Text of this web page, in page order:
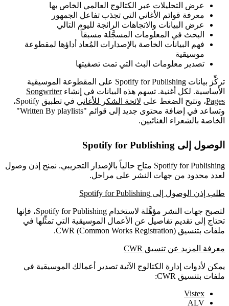
عرض التحليلات عبر الكتالوج العالمي الخاص بها
معرفة قوائم الأغاني التي تجذب تفاعل الجمهور
عرض البيانات والاتجاهات الرائجة لليوم التالي
البحث في المعلومات المسجَّلة مسبقاً
فهم البيانات الخاصة بالإصدارات المُعاد أداؤها لمقطوعة
موسيقية
تصدير معلومات البث التي تمت تصفيتها
تركِّز بيانات Spotify for Publishing على المقطوعة الموسيقية
الأساسية. لكل أغنية. تسهم هذه البيانات في إنشاءSongwriter
Pages، وتتيح الضغط على لائحة الشكر للأغاني
في تطبيق Spotify،
وتساعد في إضافة محتوى جديد إلى قوائم "Written By playlists"
الخاصة بالشعراء الغنائيين.
الوصول إلى Spotify for Publishing
Spotify for Publishing متاح حالياً بالإصدار التجريبي. نمنح إذن وصول
لعدد محدود من جهات النشر على مراحل.
طلب إذن الوصول إلى Spotify for Publishing
لتصبح جهات النشر مؤهَّلة لاستخدام Spotify for Publishing، فإنها
تحتاج إلى تقديم تفاصيل عن الأعمال الموسيقية التي تمثِّلها في
ملفات بتنسيق CWR (Common Works Registration).
معرفة المزيد عن تنسيق CWR
يمكن لأدوات إدارة الكتالوج الآتية تصدير أعمالك الموسيقية في
ملفات بتنسيق CWR:
Vistex
ALV